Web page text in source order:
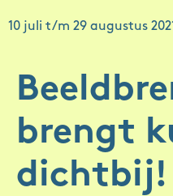
10 juli t/m 29 augustus 2021
brengt
dichtbij!